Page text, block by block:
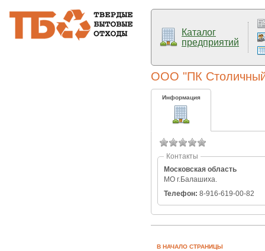
Каталог
предприятий
ООО "ПК
Информация
Контакты
Московская область
МО г.Балашиха.
Телефон: 8-916-619-00-82
В НАЧАЛО СТРАНИЦЫ